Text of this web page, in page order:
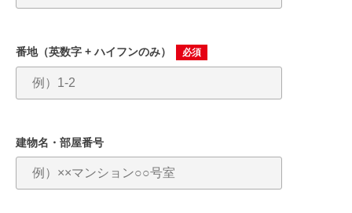
番地（英数字 + ハイフンのみ） 必須
建物名・部屋番号